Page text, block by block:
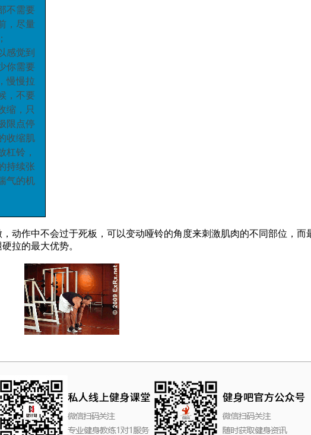
不需要
， 尽量
；
感觉到
你需要
，慢慢拉
，不要
缩 ， 只
限点停
收缩肌
杠铃 ，
持续张
气的机
动作中不会过于死板，可以变动哑铃的角度来刺激肌肉的不同部位，
拉的最大优势。